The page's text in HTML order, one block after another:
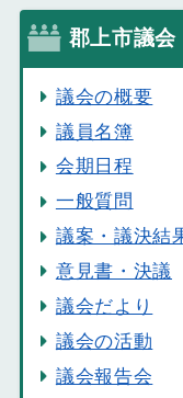
郡上市議会
議会の概要
議員名簿
会期日程
一般質問
議案・議決結
意見書・決議
議会だより
議会の活動
議会報告会